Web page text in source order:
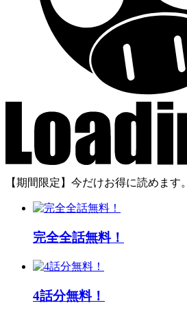
【期間限定】今だけお得に読めます。
完全全話無料！
4話分無料！